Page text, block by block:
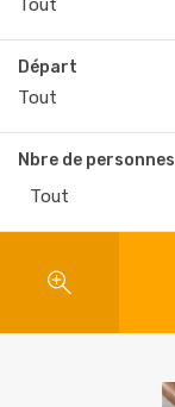
Départ
Nbre de personnes
Tout